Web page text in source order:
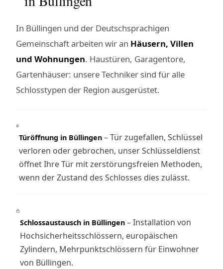
In Büllingen und der Deutschsprachigen
Gemeinschaft arbeiten wir an Häusern, Villen
und Wohnungen. Haustüren, Garagentore,
Gartenhäuser: unsere Techniker sind für alle
Schlosstypen der Region ausgerüstet.
Türöffnung in Büllingen – Tür zugefallen, Schlüssel
verloren oder gebrochen, unser Schlüsseldienst
öffnet Ihre Tür mit zerstörungsfreien Methoden,
wenn der Zustand des Schlosses dies zulässt.
Schlossaustausch in Büllingen– Installation von
Hochsicherheitsschlössern, europäischen
Zylindern, Mehrpunktschlössern für Einwohner
von Büllingen.